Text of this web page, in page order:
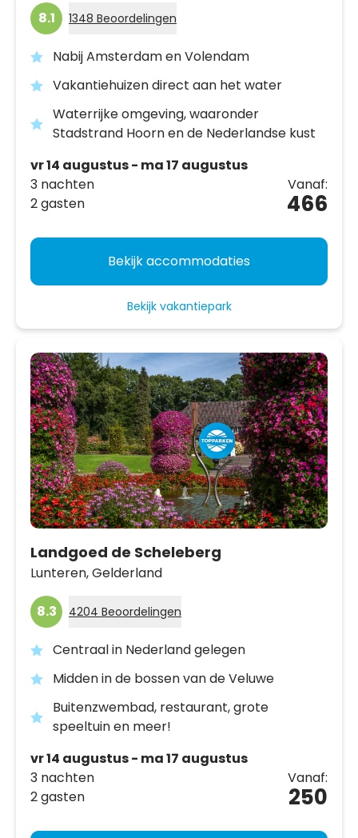
8.1 1348 Beoordelingen
Nabij Amsterdam en Volendam
Vakantiehuizen direct aan het water
Waterrijke omgeving, waaronder
Stadstrand Hoorn en de Nederlandse kust
vr 14 augustus - ma 17 augustus
3 nachten
2 gasten
Vanaf:
466
Bekijk accommodaties
Bekijk vakantiepark
Landgoed de Scheleberg
Lunteren,Gelderland
8.3 4204 Beoordelingen
Centraal in Nederland gelegen
Midden in de bossen van de Veluwe
Buitenzwembad, restaurant, grote
speeltuin en meer!
vr 14 augustus - ma 17 augustus
3 nachten
2 gasten
Vanaf:
250